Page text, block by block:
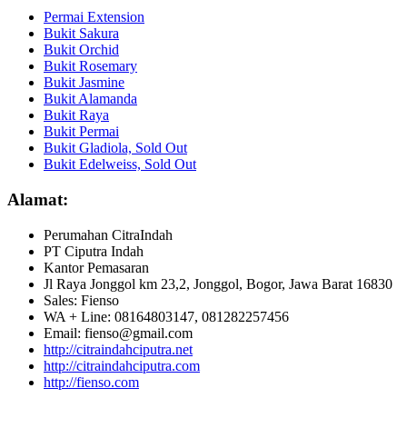
Permai Extension
Bukit Sakura
Bukit Orchid
Bukit Rosemary
Bukit Jasmine
Bukit Alamanda
Bukit Raya
Bukit Permai
Bukit Gladiola, Sold Out
Bukit Edelweiss, Sold Out
Alamat:
Perumahan CitraIndah
PT Ciputra Indah
Kantor Pemasaran
Jl Raya Jonggol km 23,2, Jonggol, Bogor, Jawa Barat 16830
Sales: Fienso
WA + Line: 08164803147, 081282257456
Email: fienso@gmail.com
http://citraindahciputra.net
http://citraindahciputra.com
http://fienso.com